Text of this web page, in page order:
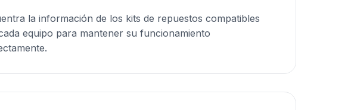
la información de los kits de repuestos compatibles
equipo para mantener su funcionamiento